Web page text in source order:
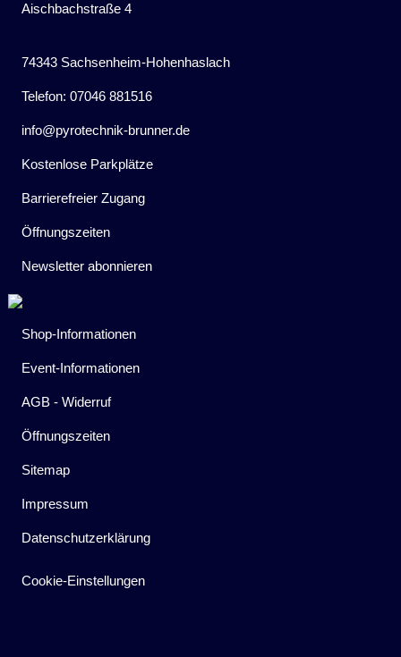
Aischbachstraße 4
74343 Sachsenheim-Hohenhaslach
Telefon: 07046 881516
info@pyrotechnik-brunner.de
Kostenlose Parkplätze
Barrierefreier Zugang
Öffnungszeiten
Newsletter abonnieren
Shop-Informationen
Event-Informationen
AGB - Widerruf
Öffnungszeiten
Sitemap
Impressum
Datenschutzerklärung
Cookie-Einstellungen